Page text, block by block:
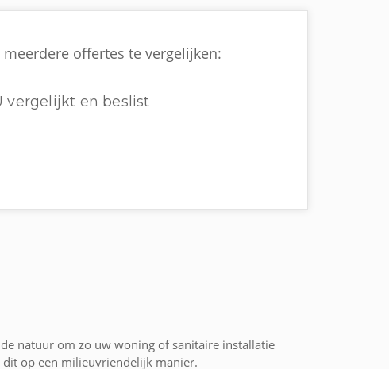
offertes te vergelijken:
vergelijkt en beslist
natuur om zo uw woning of sanitaire installatie
op een milieuvriendelijk manier.